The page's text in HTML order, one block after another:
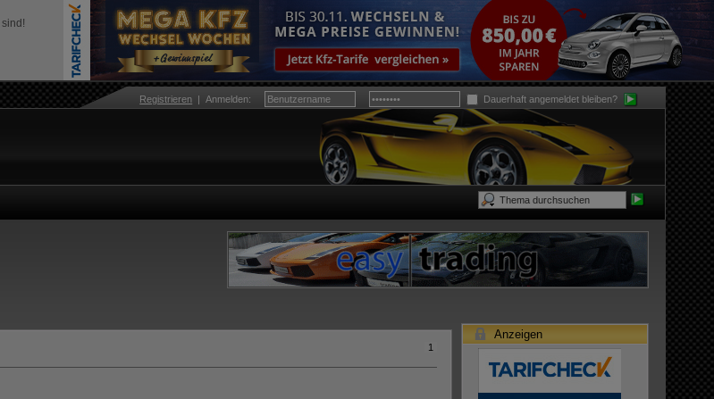
sind!
Registrieren |Anmelden: Dauerhaft angemeldet bleiben?
1
Anzeigen